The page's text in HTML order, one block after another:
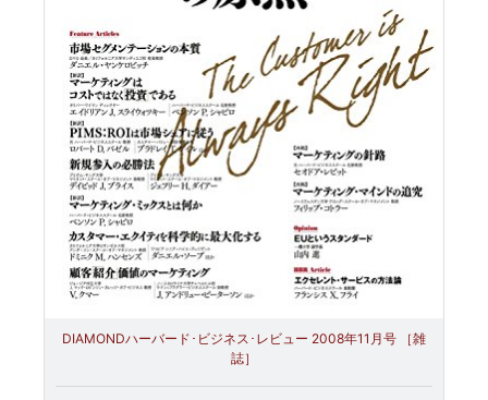
DIAMONDハーバード･ビジネス･レビュー 2008年11月号 ［雑
誌］